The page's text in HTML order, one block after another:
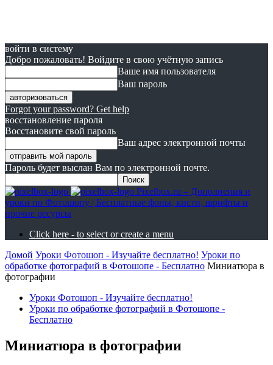
войти в систему
Добро пожаловать! Войдите в свою учётную запись
Ваше имя пользователя
Ваш пароль
Forgot your password? Get help
восстановление пароля
Восстановите свой пароль
Ваш адрес электронной почты
Пароль будет выслан Вам по электронной почте.
Pixelbox.ru – Дополнения и
уроки по Фотошопу | Бесплатные фоны, кисти, шрифты и
прочие ресурсы
Click here - to select or create a menu
Домой Уроки Фотошоп - Изучайте бесплатно! Уроки по
обработке фотографий в Фотошопе - Бесплатно Миниатюра в
фотографии
Уроки Фотошоп - Изучайте бесплатно!
Уроки по обработке фотографий в Фотошопе -
Бесплатно
Миниатюра в фотографии